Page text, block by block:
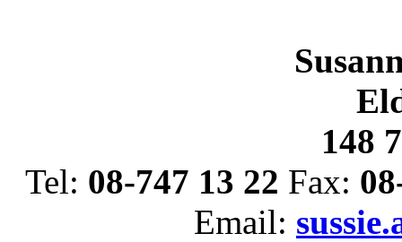
148
Tel: 08-747 13 22 Fax:
Email: